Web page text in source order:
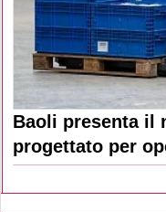
Baoli presenta il
progettato per